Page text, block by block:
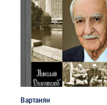
Вартанян